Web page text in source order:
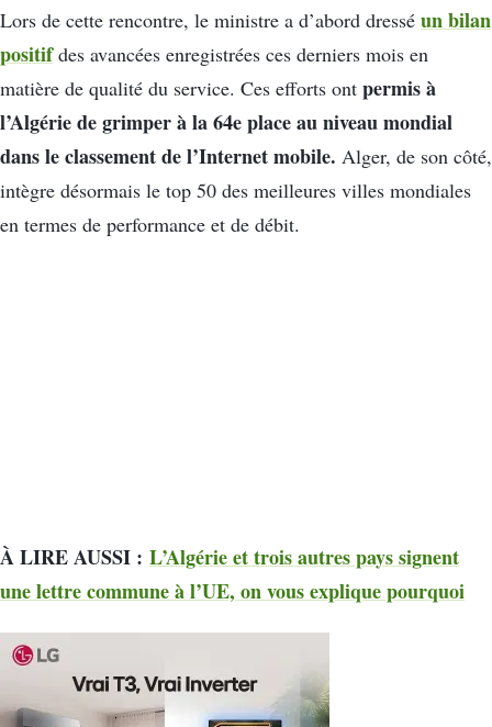
Lors de cette rencontre, le ministre a d’abord dressé un bilan
positif des avancées enregistrées ces derniers mois en
matière de qualité du service. Ces efforts ont permis à
l’Algérie de grimper à la 64e place au niveau mondial
dans le classement de l’Internet mobile. Alger, de son côté,
intègre désormais le top 50 des meilleures villes mondiales
en termes de performance et de débit.
À LIRE AUSSI : L’Algérie et trois autres pays signent
une lettre commune à l’UE, on vous explique pourquoi